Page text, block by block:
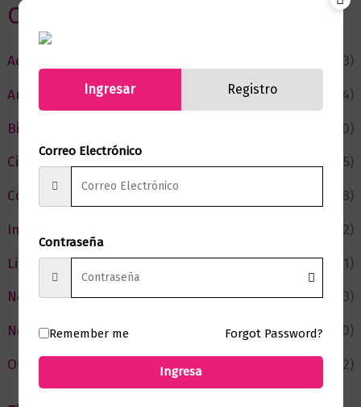
Categorias
Actualidad
(53)
Autor del Mes
(4)
Bienestar
(230)
Ciencia y Conocimiento
(75)
Cómic y Fantasía
(88)
Infantil y Juvenil
(212)
Literatura
(371)
Negocios
(43)
Novedades
(110)
Ofertas
(12)
Ingresar Registro
Correo Electrónico
Contraseña
Remember me Forgot Password?
Ingresa